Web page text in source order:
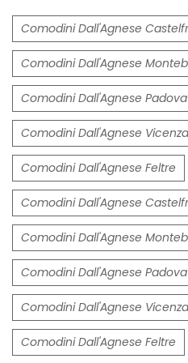
Comodini Dall'Agnese
Comodini Dall'Agnese
Comodini Dall'Agnese Padova
Comodini Dall'Agnese Vicenza
Comodini Dall'Agnese Feltre
Comodini Dall'Agnese
Comodini Dall'Agnese
Comodini Dall'Agnese Padova
Comodini Dall'Agnese Vicenza
Comodini Dall'Agnese Feltre